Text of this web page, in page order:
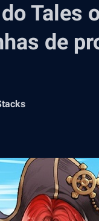
Tales
de